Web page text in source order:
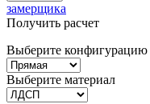
замерщика
Получить расчет
Выберите конфигурацию
Выберите материал